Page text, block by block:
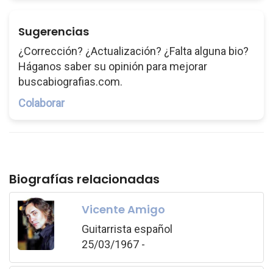
Sugerencias
¿Corrección? ¿Actualización? ¿Falta alguna bio?
Háganos saber su opinión para mejorar
buscabiografias.com.
Colaborar
Biografías relacionadas
Vicente Amigo
Guitarrista español
25/03/1967 -